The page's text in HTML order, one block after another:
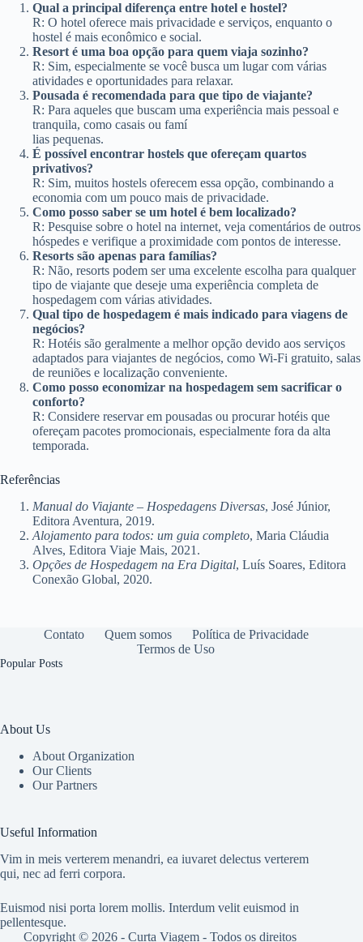
Qual a principal diferença entre hotel e hostel?
R: O hotel oferece mais privacidade e serviços, enquanto o
hostel é mais econômico e social.
Resort é uma boa opção para quem viaja sozinho?
R: Sim, especialmente se você busca um lugar com várias
atividades e oportunidades para relaxar.
Pousada é recomendada para que tipo de viajante?
R: Para aqueles que buscam uma experiência mais pessoal e
tranquila, como casais ou famí
lias pequenas.
É possível encontrar hostels que ofereçam quartos
privativos?
R: Sim, muitos hostels oferecem essa opção, combinando a
economia com um pouco mais de privacidade.
Como posso saber se um hotel é bem localizado?
R: Pesquise sobre o hotel na internet, veja comentários de outros
hóspedes e verifique a proximidade com pontos de interesse.
Resorts são apenas para famílias?
R: Não, resorts podem ser uma excelente escolha para qualquer
tipo de viajante que deseje uma experiência completa de
hospedagem com várias atividades.
Qual tipo de hospedagem é mais indicado para viagens de
negócios?
R: Hotéis são geralmente a melhor opção devido aos serviços
adaptados para viajantes de negócios, como Wi-Fi gratuito, salas
de reuniões e localização conveniente.
Como posso economizar na hospedagem sem sacrificar o
conforto?
R: Considere reservar em pousadas ou procurar hotéis que
ofereçam pacotes promocionais, especialmente fora da alta
temporada.
Referências
Manual do Viajante – Hospedagens Diversas, José Júnior,
Editora Aventura, 2019.
Alojamento para todos: um guia completo, Maria Cláudia
Alves, Editora Viaje Mais, 2021.
Opções de Hospedagem na Era Digital, Luís Soares, Editora
Conexão Global, 2020.
Contato Quem somos
Política de Privacidade
Termos de Uso
Popular Posts
About Us
About Organization
Our Clients
Our Partners
Useful Information
Vim in meis verterem menandri, ea iuvaret delectus verterem
qui, nec ad ferri corpora.
Euismod nisi porta lorem mollis. Interdum velit euismod in
pellentesque.
Copyright © 2026 - Curta Viagem - Todos os direitos